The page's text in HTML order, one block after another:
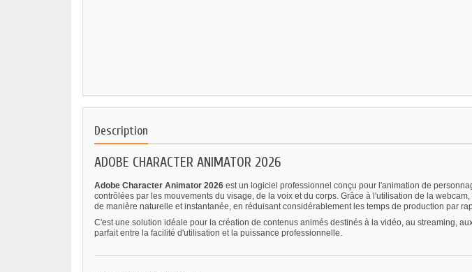
Description
ADOBE CHARACTER ANIMATOR 2026
Adobe Character Animator 2026 est un logiciel professionnel conçu pour l'animation de
contrôlées par les mouvements du visage, de la voix et du corps. Grâce à l'utilisation de la
de manière naturelle et instantanée, en réduisant considérablement les temps de production par
C'est une solution idéale pour la création de contenus animés destinés à la vidéo, au streaming,
parfait entre la facilité d'utilisation et la puissance professionnelle.